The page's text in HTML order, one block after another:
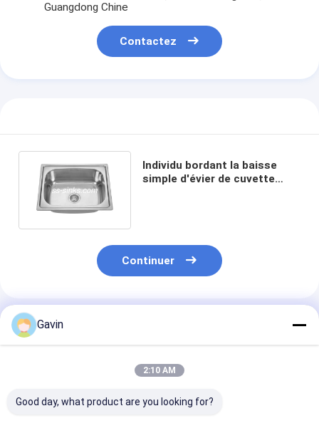
Guangdong Chine
Contactez
Individu bordant la baisse
simple d'évier de cuvette
Continuer
Produits Recommandés
Gavin
2:10 AM
Good day, what product are you looking for?